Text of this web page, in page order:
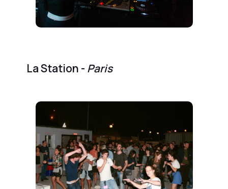
La Station - Paris